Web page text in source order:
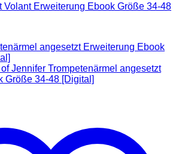
Volant Erweiterung Ebook Größe 34-48